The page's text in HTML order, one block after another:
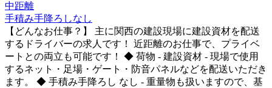
中距離
手積み手降ろしなし
【どんなお仕事？】 主に関西の建設現場に建設資材を配送
するドライバーの求人です！ 近距離のお仕事で、プライベ
ートとの両立も可能です！ ◆ 荷物 - 建設資材 - 現場で使用
するネット・足場・ゲート・防音パネルなどを配送いただき
ます。 ◆ 手積み手降ろし なし - 重量物も扱いますので、基